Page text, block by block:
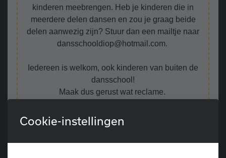
kinderen meebrengen. Heb je kinderen die in
meerdere delen dansen en zou je graag beide
delen aanwezig zijn? Stuur dan een mailtje naar
dansschooldiop@hotmail.com.
Iedereen is welkom, ook kinderen van buiten de
dansschool!
Maak dus gerust wat reclame.
Tickets zijn te bestellen
12utot en met 19/11/2023 om 23u59 via het
Cookie-instellingen